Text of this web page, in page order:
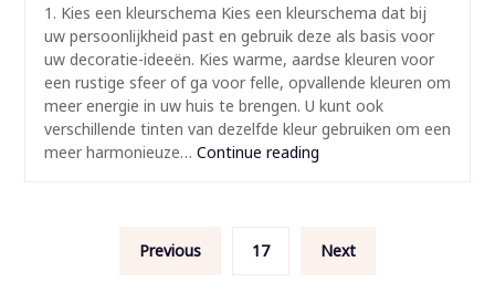
1. Kies een kleurschema Kies een kleurschema dat bij
uw persoonlijkheid past en gebruik deze als basis voor
uw decoratie-ideeën. Kies warme, aardse kleuren voor
een rustige sfeer of ga voor felle, opvallende kleuren om
meer energie in uw huis te brengen. U kunt ook
verschillende tinten van dezelfde kleur gebruiken om een
meer harmonieuze… Continue reading
BerichtenPrevious 17 Next